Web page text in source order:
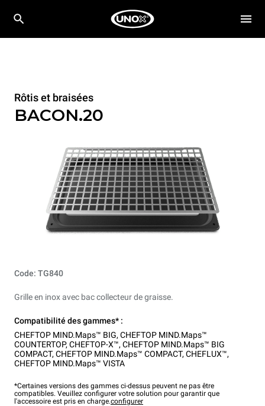
Rôtis et braisées
BACON.20
Code: TG840
Grille en inox avec bac collecteur de graisse.
Compatibilité des gammes* :
CHEFTOP MIND.Maps™ BIG, CHEFTOP MIND.Maps™
COUNTERTOP, CHEFTOP-X™, CHEFTOP MIND.Maps™ BIG
COMPACT, CHEFTOP MIND.Maps™ COMPACT, CHEFLUX™,
CHEFTOP MIND.Maps™ VISTA
*Certaines versions des gammes ci-dessus peuvent ne pas être
compatibles. Veuillez configurer votre solution pour garantir que
l'accessoire est pris en charge.configurer